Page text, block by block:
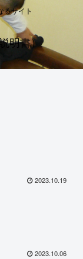
るサイト
明書）
2023.10.19
2023.10.06